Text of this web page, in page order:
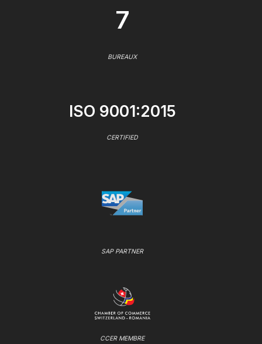
7
BUREAUX
ISO 9001:2015
CERTIFIED
SAP PARTNER
CCER MEMBRE